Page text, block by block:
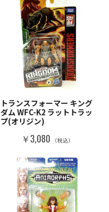
トランスフォーマー キング
ダム WFC-K2 ラットトラッ
プ(オリジン)
￥3,080 （税込）